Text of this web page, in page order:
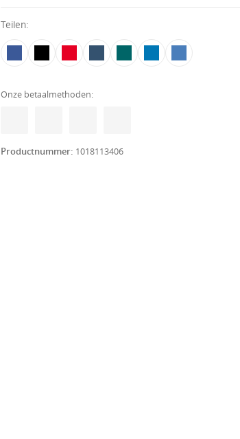
Teilen:
Onze betaalmethoden:
Productnummer: 1018113406